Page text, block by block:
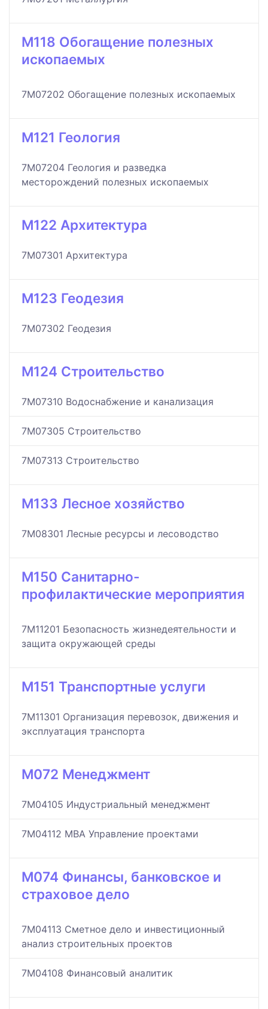
M118 Обогащение полезных
ископаемых
7M07202 Обогащение полезных ископаемых
M121 Геология
7M07204 Геология и разведка
месторождений полезных ископаемых
M122 Архитектура
7M07301 Архитектура
M123 Геодезия
7M07302 Геодезия
M124 Строительство
7M07310 Водоснабжение и канализация
7M07305 Строительство
7M07313 Строительство
M133 Лесное хозяйство
7M08301 Лесные ресурсы и лесоводство
M150 Санитарно-
профилактические мероприятия
7M11201 Безопасность жизнедеятельности и
защита окружающей среды
M151 Транспортные услуги
7M11301 Организация перевозок, движения и
эксплуатация транспорта
M072 Менеджмент
7M04105 Индустриальный менеджмент
7M04112 MBA Управление проектами
M074 Финансы, банковское и
страховое дело
7M04113 Сметное дело и инвестиционный
анализ строительных проектов
7M04108 Финансовый аналитик